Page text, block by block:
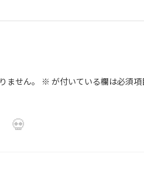
ません。 ※ が付いている欄は必須項